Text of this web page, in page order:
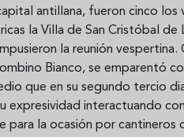
antillana, fueron cinco
la Villa de San Cristóbal de
la reunión
Bianco, se emparentó
que en su segundo tercio
expresividad interactuando
para la ocasión por cantineros